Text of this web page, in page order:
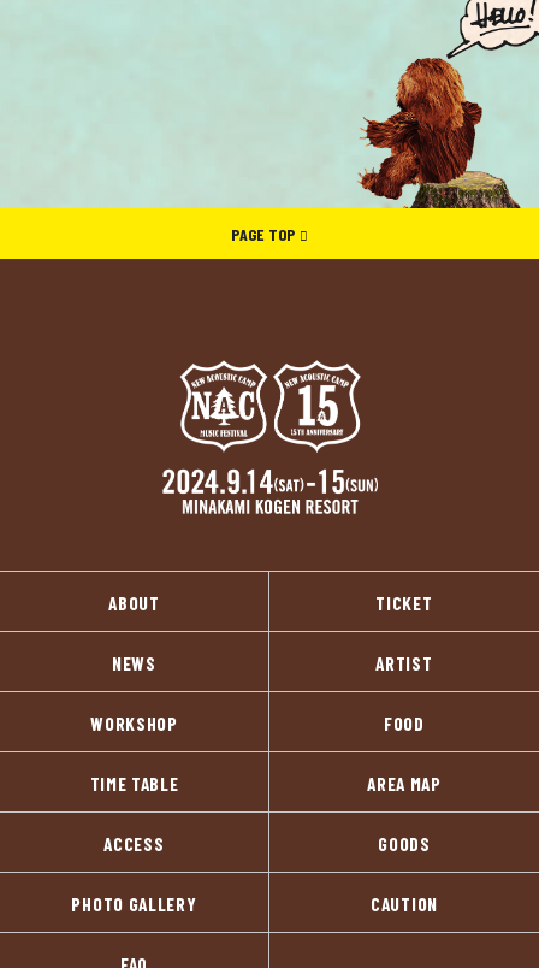
PAGE TOP
ABOUT TICKET
NEWS ARTIST
WORKSHOP FOOD
TIME TABLE AREA MAP
ACCESS GOODS
PHOTO GALLERY CAUTION